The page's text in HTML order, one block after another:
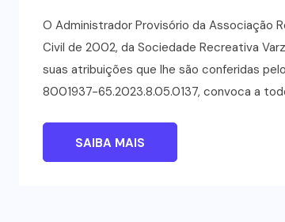
O Administrador Provisório da Associação
Civil de 2002, da Sociedade Recreativa
suas atribuições que lhe são conferidas
8001937-65.2023.8.05.0137, convoca a
SAIBA MAIS